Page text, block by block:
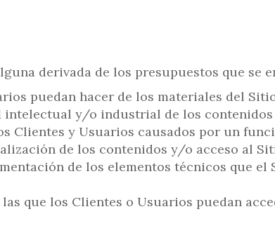
derivada de los presupuestos que se
puedan hacer de los materiales del
y/o industrial de los contenidos
Clientes y Usuarios causados por un
de los contenidos y/o acceso al
de los elementos técnicos que el
que los Clientes o Usuarios puedan